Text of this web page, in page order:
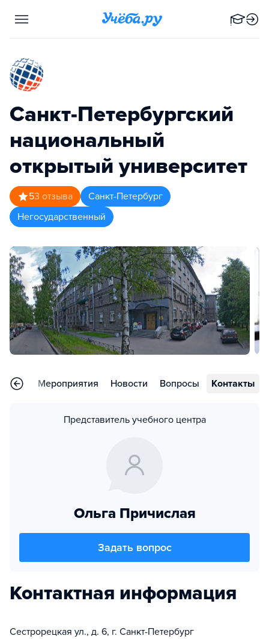
Санкт-Петербургский
национальный
открытый университет
53 отзыва
Санкт-Петербург
Негосударственный
Мероприятия Новости Вопросы Контакты
Представитель учебного центра
Ольга Причислая
Задать вопрос
Контактная информация
Сестрорецкая ул., д. 6, г. Санкт-Петербург